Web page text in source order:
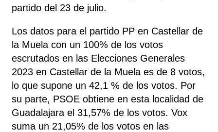
partido del 23 de julio.
Los datos para el partido PP en Castellar de
la Muela con un 100% de los votos
escrutados en las Elecciones Generales
2023 en Castellar de la Muela es de 8 votos,
lo que supone un 42,1 % de los votos. Por
su parte, PSOE obtiene en esta localidad de
Guadalajara el 31,57% de los votos. Vox
suma un 21,05% de los votos en las